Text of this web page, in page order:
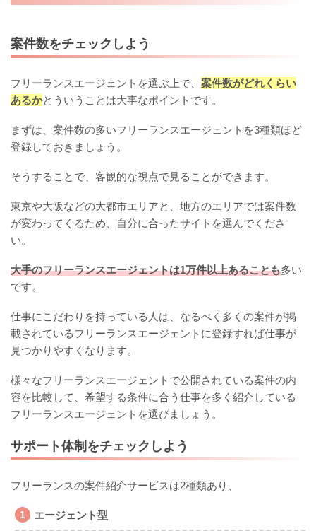
案件数をチェックしよう
フリーランスエージェントを選ぶ上で、 案件数がどれくらい
あるかとういうことは大事なポイントです。
まずは、案件数の多いフリーランスエージェントを3種類ほど
登録しておきましょう。
そうすることで、客観的な視点で見ることができます。
東京や大阪などの大都市エリアと、地方のエリアでは案件数
が変わってくるため、自分に合ったサイトを選んでくださ
い。
大手のフリーランスエージェントは1万件以上あることも多い
です。
仕事にこだわりを持っている人は、なるべく多くの案件が掲
載されているフリーランスエージェントに登録すれば仕事が
見つかりやすくなります。
様々なフリーランスエージェントで公開されている案件の内
容を比較して、希望する条件に合う仕事を多く紹介している
フリーランスエージェントを選びましょう。
サポート体制をチェックしよう
フリーランスの案件紹介サービスは2種類あり、
エージェント型